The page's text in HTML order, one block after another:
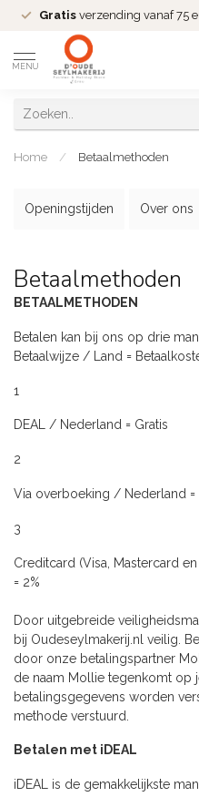
Gratis verzending vanaf 75
MENU
Home / Betaalmethoden
Openingstijden Over ons
Betaalmethoden
BETAALMETHODEN
Betalen kan bij ons op drie
Betaalwijze / Land =
1
DEAL / Nederland = Gratis
2
Via overboeking / Nederland =
3
Creditcard (Visa, Mastercard
= 2%
Door uitgebreide
bij Oudeseylmakerij.nl veilig.
door onze betalingspartner
de naam Mollie tegenkomt op
betalingsgegevens worden
methode verstuurd.
Betalen met iDEAL
iDEAL is de gemakkelijkste